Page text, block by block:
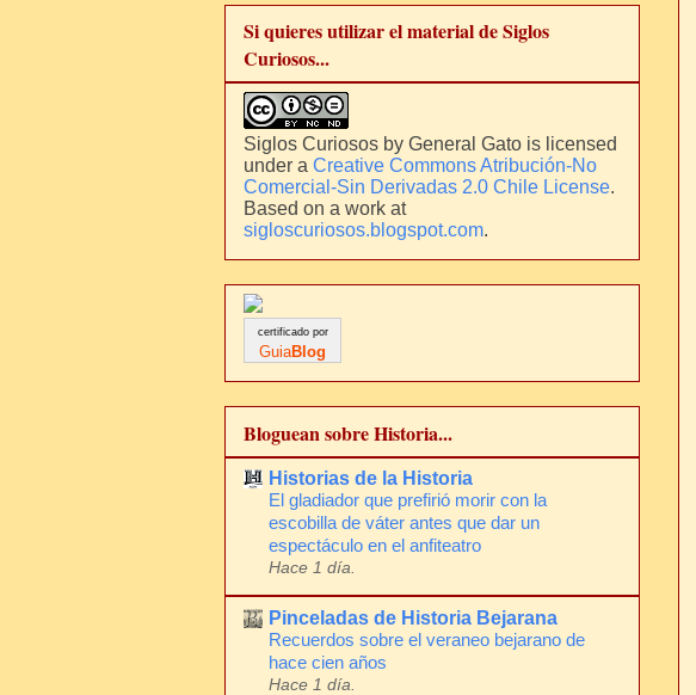
Si quieres utilizar el material de Siglos
Curiosos...
Siglos Curiosos by General Gato is licensed
under a Creative Commons Atribución-No
Comercial-Sin Derivadas 2.0 Chile License.
Based on a work at
sigloscuriosos.blogspot.com.
certificado por
GuiaBlog
Bloguean sobre Historia...
Historias de la Historia
El gladiador que prefirió morir con la
escobilla de váter antes que dar un
espectáculo en el anfiteatro
Hace 1 día.
Pinceladas de Historia Bejarana
Recuerdos sobre el veraneo bejarano de
hace cien años
Hace 1 día.